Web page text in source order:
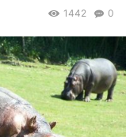
0
1442